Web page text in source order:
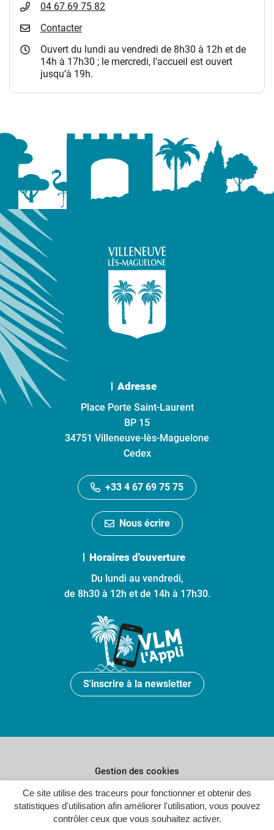
Ce site utilise des traceurs pour fonctionner et obtenir des
statistiques d'utilisation afin améliorer l'utilisation, vous pouvez
contrôler ceux que vous souhaitez activer.
04 67 69 75 82
Contacter
Ouvert du lundi au vendredi de 8h30 à 12h et de
14h à 17h30 ; le mercredi, l’accueil est ouvert
jusqu’à 19h.
Adresse
Place Porte Saint-Laurent
BP 15
34751 Villeneuve-lès-Maguelone
Cedex
+33 4 67 69 75 75
Nous écrire
Horaires d'ouverture
Du lundi au vendredi,
de 8h30 à 12h et de 14h à 17h30.
S'inscrire à la newsletter
Gestion des cookies
Plan du site
Politique de confidentialité